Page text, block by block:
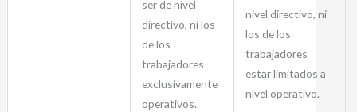
ser de nivel
directivo, ni los
de los
trabajadores
exclusivamente
operativos.
nivel directivo, ni
los de los
trabajadores
estar limitados a
nivel operativo.